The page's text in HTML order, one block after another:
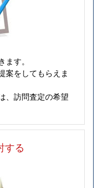
す。
案をしてもらえま
、訪問査定の希望
する